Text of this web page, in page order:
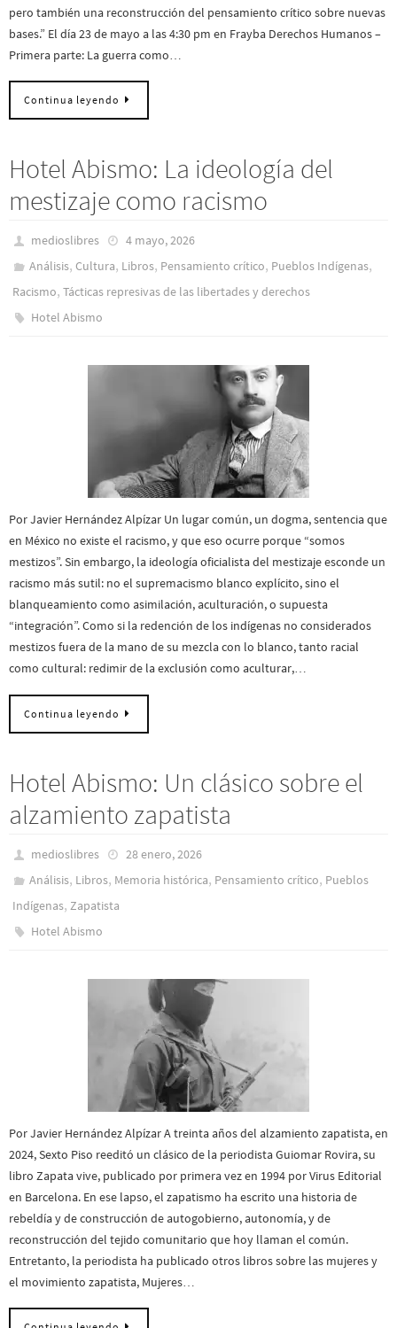
pero también una reconstrucción del pensamiento crítico sobre nuevas
bases.” El día 23 de mayo a las 4:30 pm en Frayba Derechos Humanos –
Primera parte: La guerra como…
Continua leyendo
Hotel Abismo: La ideología del
mestizaje como racismo
medioslibres
4 mayo, 2026
Análisis,Cultura, Libros, Pensamiento crítico, Pueblos Indí­genas,
Racismo, Tácticas represivas de las libertades y derechos
Hotel Abismo
Por Javier Hernández Alpízar Un lugar común, un dogma, sentencia que
en México no existe el racismo, y que eso ocurre porque “somos
mestizos”. Sin embargo, la ideología oficialista del mestizaje esconde un
racismo más sutil: no el supremacismo blanco explícito, sino el
blanqueamiento como asimilación, aculturación, o supuesta
“integración”. Como si la redención de los indígenas no considerados
mestizos fuera de la mano de su mezcla con lo blanco, tanto racial
como cultural: redimir de la exclusión como aculturar,…
Continua leyendo
Hotel Abismo: Un clásico sobre el
alzamiento zapatista
medioslibres
28 enero, 2026
Análisis, Libros, Memoria histórica, Pensamiento crítico, Pueblos
Indí­genas, Zapatista
Hotel Abismo
Por Javier Hernández Alpízar A treinta años del alzamiento zapatista, en
2024, Sexto Piso reeditó un clásico de la periodista Guiomar Rovira, su
libro Zapata vive, publicado por primera vez en 1994 por Virus Editorial
en Barcelona. En ese lapso, el zapatismo ha escrito una historia de
rebeldía y de construcción de autogobierno, autonomía, y de
reconstrucción del tejido comunitario que hoy llaman el común.
Entretanto, la periodista ha publicado otros libros sobre las mujeres y
el movimiento zapatista, Mujeres…